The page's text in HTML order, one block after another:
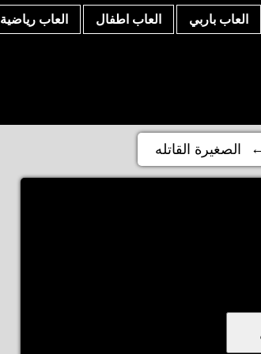
العاب باربي العاب اطفال العاب رياضية
الصغيرة القاتله